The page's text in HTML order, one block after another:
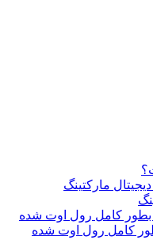
کامل رول اوت شده